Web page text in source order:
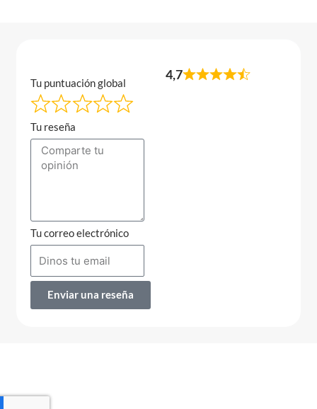
Tu puntuación global
Tu reseña
Tu correo electrónico
Enviar una reseña
4,7